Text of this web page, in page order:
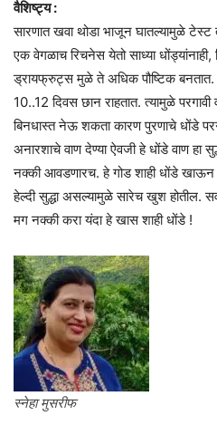
वैशिष्ट्य :
सारणात खवा थोडा भाजून घातल्यामुळे टेस्ट
एक वेगळाच रिचनेस येतो साध्या
ड्रायफ्रुट्स मुळे ते अधिक पौष्टिक बनतात.
10..12 दिवस छान राहतात. त्यामुळे
बिनधास्त नेऊ शकता कारण पुरणाचे धोंडे
अनारशाचे वाण देण्या ऐवजी हे धोंडे वाण हा
नक्की आवडणारच. हे गोड शाही धोंडे
हेल्दी सुद्धा असल्यामुळे सारेच खुश होतील.
मग नक्की करा यंदा हे खास शाही धोंडे !
स्नेहा मुसरीफ